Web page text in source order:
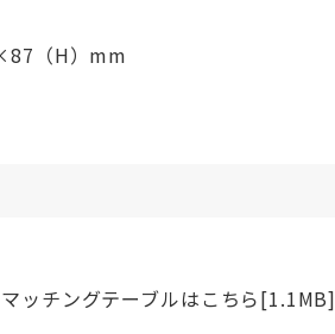
（H）mm
ッチングテーブルはこちら[1.1MB]